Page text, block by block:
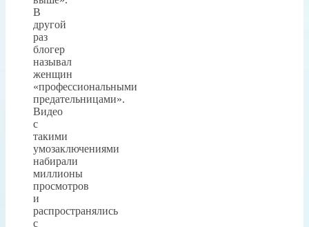
В
другой
раз
блогер
называл
женщин
«профессиональными
предательницами».
Видео
с
такими
умозаключениями
набирали
миллионы
просмотров
и
распространялись
с